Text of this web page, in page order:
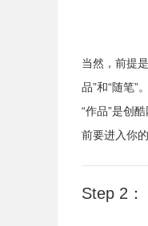
当然，前提
品”和“随笔”。
“作品”是创
前要进入你
Step 2